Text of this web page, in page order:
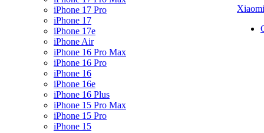
iPhone 17 Pro
iPhone 17
iPhone 17e
iPhone Air
iPhone 16 Pro Max
iPhone 16 Pro
iPhone 16
iPhone 16e
iPhone 16 Plus
iPhone 15 Pro Max
iPhone 15 Pro
iPhone 15
Xiaomi